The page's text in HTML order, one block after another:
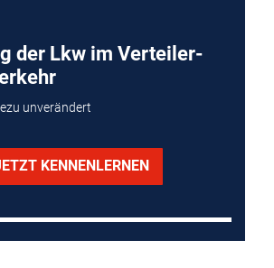
der Lkw im Verteiler-
unverändert
KENNENLERNEN